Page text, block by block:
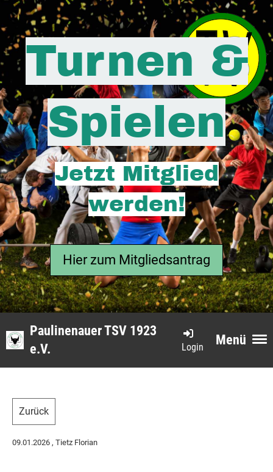
Turnen &
Spielen
Jetzt Mitglied
werden!
Hier zum Mitgliedsantrag
Menü
Login
Paulinenauer TSV 1923
e.V.
Zurück
09.01.2026 , Tietz Florian